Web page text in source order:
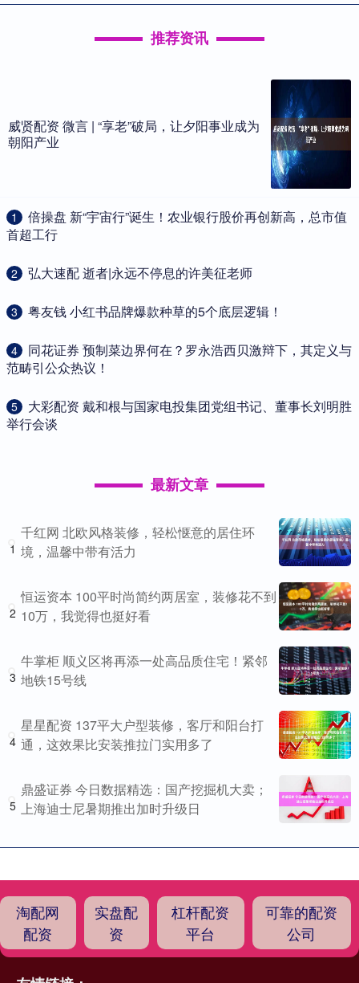
推荐资讯
威贤配资 微言 | “享老”破局，让夕阳事业成为
朝阳产业
1
​倍操盘 新“宇宙行”诞生！农业银行股价再创新高，总市值
首超工行
2 ​弘大速配 逝者|永远不停息的许美征老师
3 ​粤友钱 小红书品牌爆款种草的5个底层逻辑！
4
​同花证券 预制菜边界何在？罗永浩西贝激辩下，其定义与
范畴引公众热议！
5
​大彩配资 戴和根与国家电投集团党组书记、董事长刘明胜
举行会谈
最新文章
1
千红网 北欧风格装修，轻松惬意的居住环
境，温馨中带有活力
2
恒运资本 100平时尚简约两居室，装修花不到
10万，我觉得也挺好看
3
牛掌柜 顺义区将再添一处高品质住宅！紧邻
地铁15号线
4
星星配资 137平大户型装修，客厅和阳台打
通，这效果比安装推拉门实用多了
5
鼎盛证券 今日数据精选：国产挖掘机大卖；
上海迪士尼暑期推出加时升级日
淘配网
配资
实盘配
资
杠杆配资
平台
可靠的配资
公司